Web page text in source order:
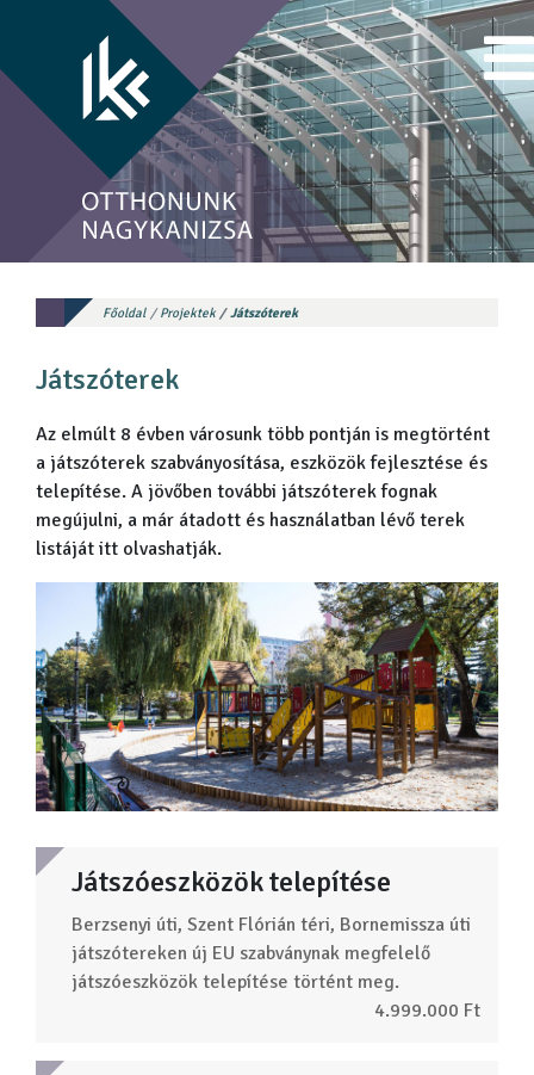
Főoldal Projektek Játszóterek
Játszóterek
Az elmúlt 8 évben városunk több pontján is megtörtént
a játszóterek szabványosítása, eszközök fejlesztése és
telepítése. A jövőben további játszóterek fognak
megújulni, a már átadott és használatban lévő terek
listáját itt olvashatják.
Játszóeszközök telepítése
Berzsenyi úti, Szent Flórián téri, Bornemissza úti
játszótereken új EU szabványnak megfelelő
játszóeszközök telepítése történt meg.
4.999.000 Ft